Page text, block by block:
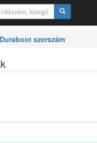
Duraboot szerszám